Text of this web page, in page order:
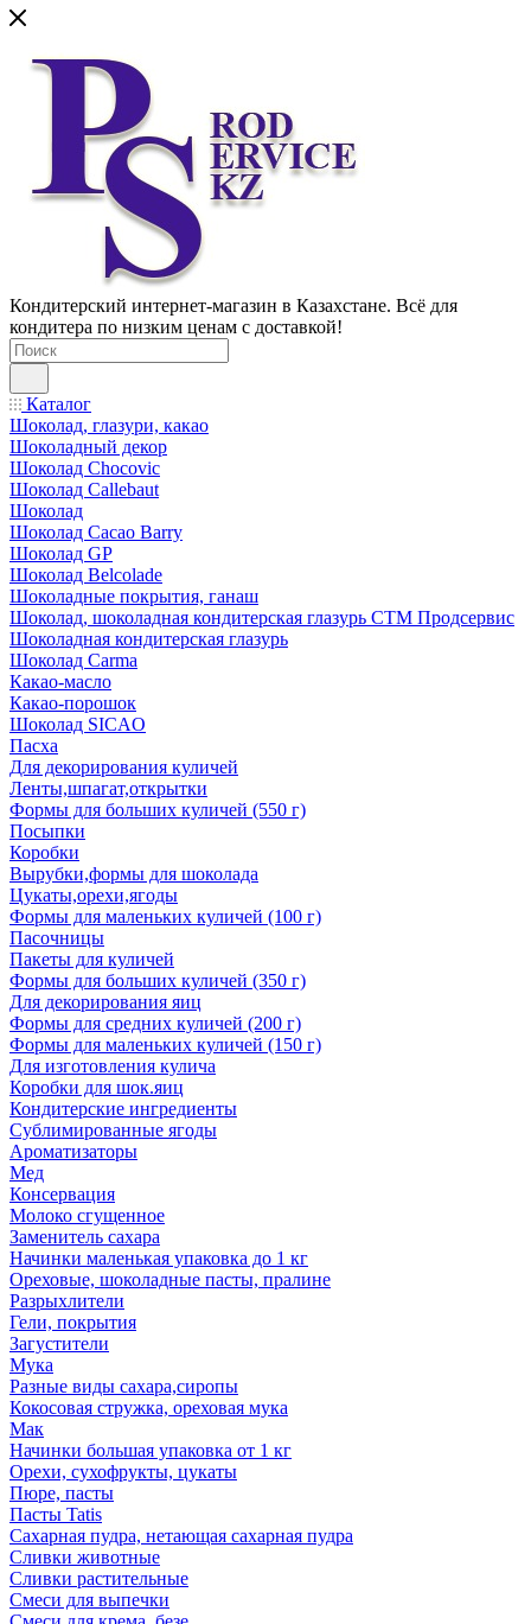
Кондитерский интернет-магазин в Казахстане. Всё для
кондитера по низким ценам с доставкой!
Каталог
Шоколад, глазури, какао
Шоколадный декор
Шоколад Chocovic
Шоколад Callebaut
Шоколад
Шоколад Cacao Barry
Шоколад GP
Шоколад Belcolade
Шоколадные покрытия, ганаш
Шоколад, шоколадная кондитерская глазурь СТМ Продсервис
Шоколадная кондитерская глазурь
Шоколад Carma
Какао-масло
Какао-порошок
Шоколад SICAO
Пасха
Для декорирования куличей
Ленты,шпагат,открытки
Формы для больших куличей (550 г)
Посыпки
Коробки
Вырубки,формы для шоколада
Цукаты,орехи,ягоды
Формы для маленьких куличей (100 г)
Пасочницы
Пакеты для куличей
Формы для больших куличей (350 г)
Для декорирования яиц
Формы для средних куличей (200 г)
Формы для маленьких куличей (150 г)
Для изготовления кулича
Коробки для шок.яиц
Кондитерские ингредиенты
Сублимированные ягоды
Ароматизаторы
Мед
Консервация
Молоко сгущенное
Заменитель сахара
Начинки маленькая упаковка до 1 кг
Ореховые, шоколадные пасты, пралине
Разрыхлители
Гели, покрытия
Загустители
Мука
Разные виды сахара,сиропы
Кокосовая стружка, ореховая мука
Мак
Начинки большая упаковка от 1 кг
Орехи, сухофрукты, цукаты
Пюре, пасты
Пасты Tatis
Сахарная пудра, нетающая сахарная пудра
Сливки животные
Сливки растительные
Смеси для выпечки